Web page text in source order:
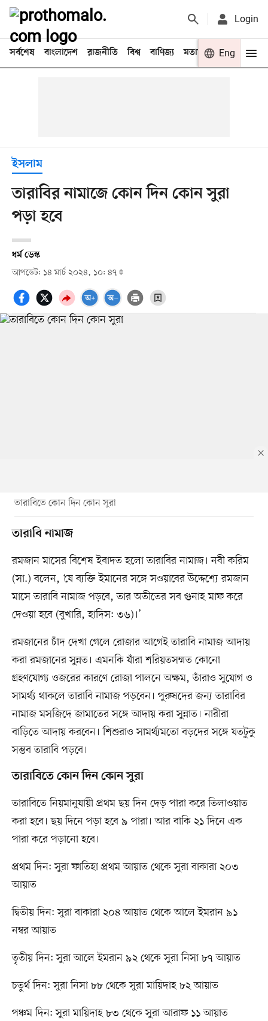
Login
সর্বশেষ বাংলাদেশ রাজনীতি বিশ্ব বাণিজ্য মতামত খেলা
Eng
ইসলাম
তারাবির নামাজে কোন দিন কোন সুরা
পড়া হবে
ধর্ম ডেস্ক
আপডেট: ১৪ মার্চ ২০২৪, ১০: ৪৭
তারাবিতে কোন দিন কোন সুরা
তারাবি নামাজ
রমজান মাসের বিশেষ ইবাদত হলো তারাবির নামাজ। নবী করিম
(সা.) বলেন, ‘যে ব্যক্তি ইমানের সঙ্গে সওয়াবের উদ্দেশ্যে রমজান
মাসে তারাবি নামাজ পড়বে, তার অতীতের সব গুনাহ মাফ করে
দেওয়া হবে (বুখারি, হাদিস: ৩৬)।’
রমজানের চাঁদ দেখা গেলে রোজার আগেই তারাবি নামাজ আদায়
করা রমজানের সুন্নত। এমনকি যাঁরা শরিয়তসম্মত কোনো
গ্রহণযোগ্য ওজরের কারণে রোজা পালনে অক্ষম, তাঁরাও সুযোগ ও
সামর্থ্য থাকলে তারাবি নামাজ পড়বেন। পুরুষদের জন্য তারাবির
নামাজ মসজিদে জামাতের সঙ্গে আদায় করা সুন্নাত। নারীরা
বাড়িতে আদায় করবেন। শিশুরাও সামর্থ্যমতো বড়দের সঙ্গে যতটুকু
সম্ভব তারাবি পড়বে।
তারাবিতে কোন দিন কোন সুরা
তারাবিতে নিয়মানুযায়ী প্রথম ছয় দিন দেড় পারা করে তিলাওয়াত
করা হবে। ছয় দিনে পড়া হবে ৯ পারা। আর বাকি ২১ দিনে এক
পারা করে পড়ানো হবে।
প্রথম দিন: সুরা ফাতিহা প্রথম আয়াত থেকে সুরা বাকারা ২০৩
আয়াত
দ্বিতীয় দিন: সুরা বাকারা ২০৪ আয়াত থেকে আলে ইমরান ৯১
নম্বর আয়াত
তৃতীয় দিন: সুরা আলে ইমরান ৯২ থেকে সুরা নিসা ৮৭ আয়াত
চতুর্থ দিন: সুরা নিসা ৮৮ থেকে সুরা মায়িদাহ ৮২ আয়াত
পঞ্চম দিন: সুরা মায়িদাহ ৮৩ থেকে সুরা আরাফ ১১ আয়াত